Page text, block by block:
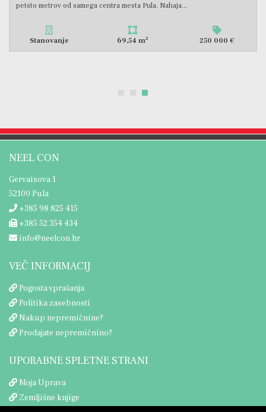
novogradnje s skupno 4 stanovanji. Razporeditev je zelo...
Stanovanje 78,55 m2 260 000 €
NEEL CON
Gervaisova 1
52100 Pula
+385 98 825 415
+385 52 354 434
info@neelcon.hr
VEČ INFORMACIJ
Pogosta vprašanja
Politika zasebnosti
Nakup nepremičnine?
Prodajate nepremičnino?
UPORABNE SPLETNE STRANI
Moja Uprava
Zemljišne knjige